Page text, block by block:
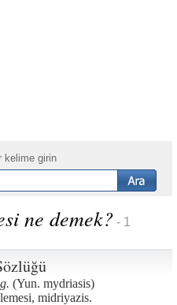
kelime girin
ne demek? - 1
(Yun. mydriasis)
midriyazis.